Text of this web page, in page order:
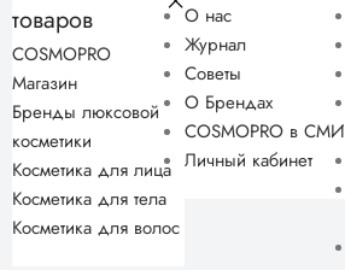
товаров
COSMOPRO
Магазин
Бренды люксовой
косметики
Косметика для лица
Косметика для тела
Косметика для волос
О нас
Журнал
Советы
О Брендах
COSMOPRO в СМИ
Личный кабинет